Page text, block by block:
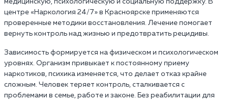
медицинскую, психологическую и социальную поддержку. В
центре «Наркология 24/7» в Красноярске применяются
проверенные методики восстановления. Лечение помогает
вернуть контроль над жизнью и предотвратить рецидивы.
Зависимость формируется на физическом и психологическом
уровнях. Организм привыкает к постоянному приему
наркотиков, психика изменяется, что делает отказ крайне
сложным. Человек теряет контроль, сталкивается с
проблемами в семье, работе и законе. Без реабилитации для